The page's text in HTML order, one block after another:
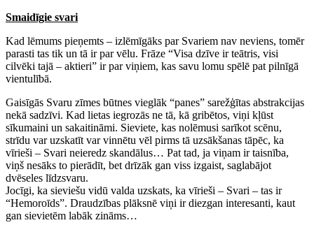
Smaidīgie svari
Kad lēmums pieņemts – izlēmīgāks par Svariem nav neviens, tomēr
parasti tas tik un tā ir par vēlu. Frāze “Visa dzīve ir teātris, visi
cilvēki tajā – aktieri” ir par viņiem, kas savu lomu spēlē pat pilnīgā
vientulībā.
Gaisīgās Svaru zīmes būtnes vieglāk “panes” sarežģītas abstrakcijas
nekā sadzīvi. Kad lietas iegrozās ne tā, kā gribētos, viņi kļūst
sīkumaini un sakaitināmi. Sieviete, kas nolēmusi sarīkot scēnu,
strīdu var uzskatīt var vinnētu vēl pirms tā uzsākšanas tāpēc, ka
vīrieši – Svari neieredz skandālus… Pat tad, ja viņam ir taisnība,
viņš nesāks to pierādīt, bet drīzāk gan viss izgaist, saglabājot
dvēseles līdzsvaru.
Jocīgi, ka sieviešu vidū valda uzskats, ka vīrieši – Svari – tas ir
“Hemoroīds”. Draudzības plāksnē viņi ir diezgan interesanti, kaut
gan sievietēm labāk zināms…